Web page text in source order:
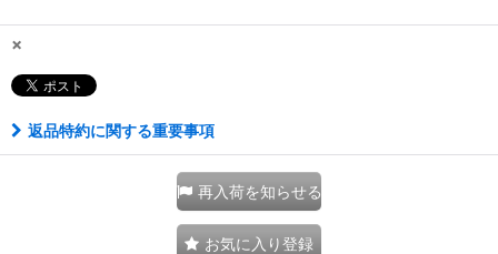
×
返品特約に関する重要事項
再入荷を知らせる
お気に入り登録